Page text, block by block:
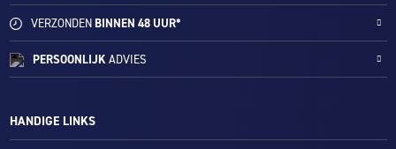
VERZONDENBINNEN 48 UUR*
PERSOONLIJKADVIES
HANDIGE LINKS